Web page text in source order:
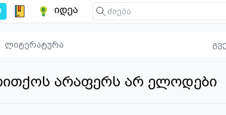
იდეა
ლიტერატურა
არაფერს არ ელოდები